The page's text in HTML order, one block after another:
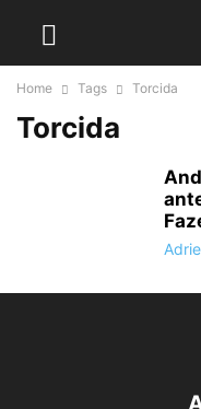
Home Tags Torcida
Torcida